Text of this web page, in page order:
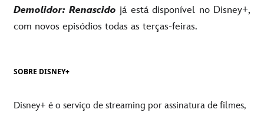
Demolidor: Renascido já está disponível no Disney+,
com novos episódios todas as terças-feiras.
SOBRE DISNEY+
Disney+ é o serviço de streaming por assinatura de filmes,